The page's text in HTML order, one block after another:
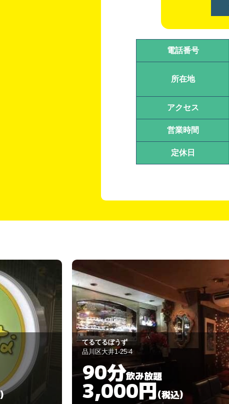
電話番号
所在地
アクセス
営業時間
定休日
きまぐれ
品川区大井1-48-10
360分飲み放題
3,000円(税込)